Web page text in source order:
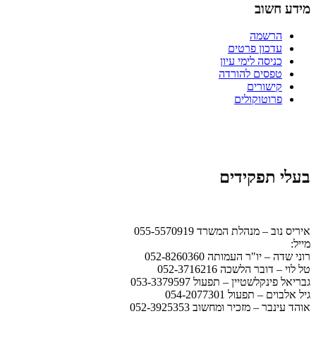
מידע חשוב
הרשמה
עדכון פרטים
כניסה לימי עיון
טפסים להורדה
קישורים
פרוטוקולים
בעלי תפקידים
איריס נוב – מנהלת המשרד 055-5570919
מייל:
רוני שדה – יו"ר העמותה 052-8260360
טל לוי – דובר הלשכה 052-3716216
גבריאל פינקלשטיין – תפעול 053-3379597
גיל אלבוים – תפעול 054-2077301
אוהד עינבר – מזכיר ומחשוב 052-3925353